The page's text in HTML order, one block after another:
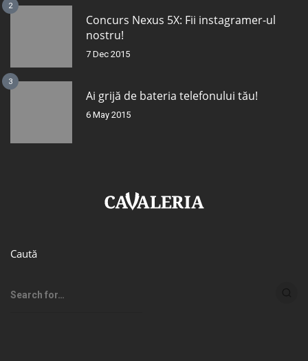
2
Concurs Nexus 5X: Fii instagramer-ul
nostru!
7 Dec 2015
3
Ai grijă de bateria telefonului tău!
6 May 2015
Caută